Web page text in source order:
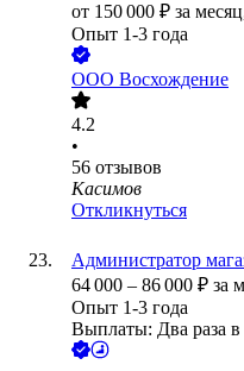
от 150 000 ₽ за
Опыт 1-3 года
ООО Восхождение
4.2
•
56 отзывов
Касимов
Откликнуться
Администратор
64 000 – 86 000 ₽ за
Опыт 1-3 года
Выплаты: Два раза в